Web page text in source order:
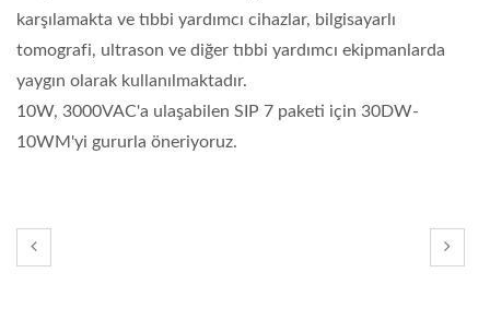
karşılamakta ve tıbbi yardımcı cihazlar, bilgisayarlı
tomografi, ultrason ve diğer tıbbi yardımcı ekipmanlarda
yaygın olarak kullanılmaktadır.
10W, 3000VAC'a ulaşabilen SIP 7 paketi için 30DW-
10WM'yi gururla öneriyoruz.